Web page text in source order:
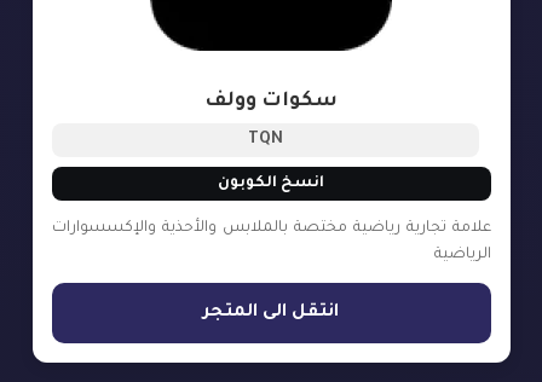
سكوات وولف
TQN
انسخ الكوبون
علامة تجارية رياضية مختصة بالملابس والأحذية والإكسسوارات
الرياضية
انتقل الى المتجر